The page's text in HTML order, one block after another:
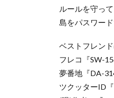
ルールを守っ
島をパスワー
ベストフレン
フレコ『SW-
夢番地『DA-
ツクッターID